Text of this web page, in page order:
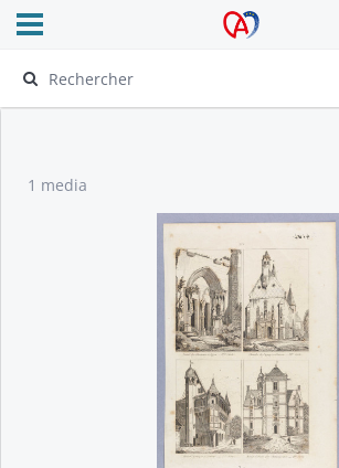
Archives Alsace - Colmar
Ouvrir le menu déroulant
1 media